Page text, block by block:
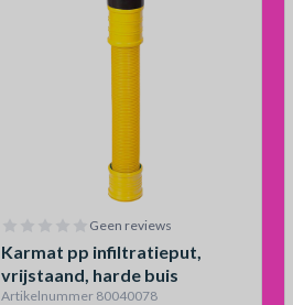
Geen reviews
Karmat pp infiltratieput,
vrijstaand, harde buis
Artikelnummer 80040078